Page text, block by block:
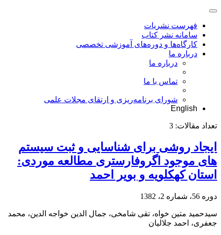
فهرست نشریات
سامانه نشر کتاب
کارگاه‌ها و دوره‌های آموزشی تخصصی
درباره ما
درباره ما
تماس با ما
شورای برنامه‌ریزی و ارتقای مجلات علمی
English
تعداد مقالات: 3
ایجاد روشی برای شناسایی و ثبت سیستم
های موجود اگروفارستری مطالعه موردی:
استان کهکلویه و بویر احمد
دوره 56، شماره 2، 1382
سیدحمید متین خواه، تقی شامخی، جمال الدین خواجه الدین، محمد
جعفری، احمد جلالیان